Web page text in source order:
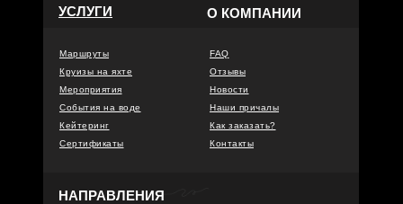
FAQ
Отзывы
Новости
Наши причалы
Как заказать?
Контакты
Маршруты
Круизы на яхте
Мероприятия
События на воде
Кейтеринг
Сертификаты
НАПРАВЛЕНИЯ
О КОМПАНИИ
УСЛУГИ